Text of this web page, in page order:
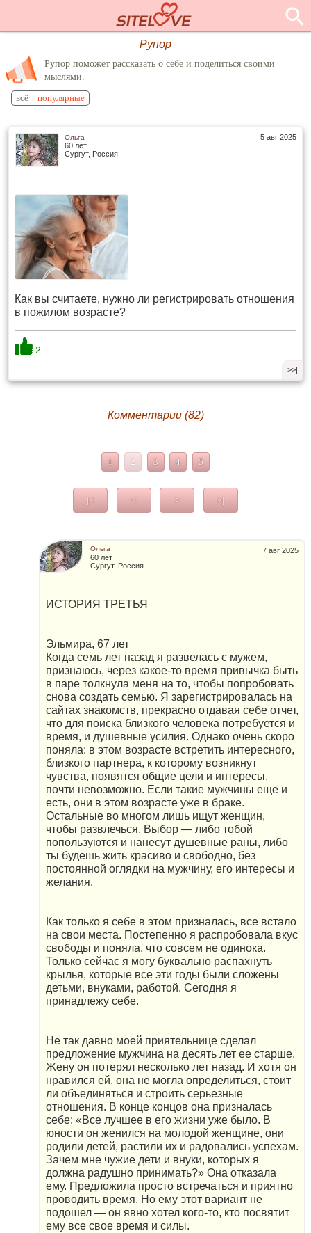
Рупор
Рупор поможет рассказать о себе и поделиться своими
мыслями.
всё популярные
5 авг 2025
Ольга
60 лет
Сургут, Россия
Как вы считаете, нужно ли регистрировать отношения
в пожилом возрасте?
2
>>|
Комментарии (82)
1 2 3 4 5
|< < > >|
7 авг 2025
Ольга
60 лет
Сургут, Россия
ИСТОРИЯ ТРЕТЬЯ
Эльмира, 67 лет
Когда семь лет назад я развелась с мужем,
признаюсь, через какое-то время привычка быть
в паре толкнула меня на то, чтобы попробовать
снова создать семью. Я зарегистрировалась на
сайтах знакомств, прекрасно отдавая себе отчет,
что для поиска близкого человека потребуется и
время, и душевные усилия. Однако очень скоро
поняла: в этом возрасте встретить интересного,
близкого партнера, к которому возникнут
чувства, появятся общие цели и интересы,
почти невозможно. Если такие мужчины еще и
есть, они в этом возрасте уже в браке.
Остальные во многом лишь ищут женщин,
чтобы развлечься. Выбор — либо тобой
попользуются и нанесут душевные раны, либо
ты будешь жить красиво и свободно, без
постоянной оглядки на мужчину, его интересы и
желания.
Как только я себе в этом призналась, все встало
на свои места. Постепенно я распробовала вкус
свободы и поняла, что совсем не одинока.
Только сейчас я могу буквально распахнуть
крылья, которые все эти годы были сложены
детьми, внуками, работой. Сегодня я
принадлежу себе.
Не так давно моей приятельнице сделал
предложение мужчина на десять лет ее старше.
Жену он потерял несколько лет назад. И хотя он
нравился ей, она не могла определиться, стоит
ли объединяться и строить серьезные
отношения. В конце концов она призналась
себе: «Все лучшее в его жизни уже было. В
юности он женился на молодой женщине, они
родили детей, растили их и радовались успехам.
Зачем мне чужие дети и внуки, которых я
должна радушно принимать?» Она отказала
ему. Предложила просто встречаться и приятно
проводить время. Но ему этот вариант не
подошел — он явно хотел кого-то, кто посвятит
ему все свое время и силы.